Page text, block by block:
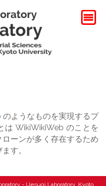
のようなものを実現するプ
は WikiWikiWeb のことを
ーンが多く存在するため
す。
- Uesugi Laboratory, Kyoto